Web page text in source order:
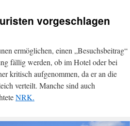
vorgeschlagen
ermöglichen, einen „Besuchsbeitrag“
fällig werden, ob im Hotel oder bei
kritisch aufgenommen, da er an die
verteilt. Manche sind auch
NRK.